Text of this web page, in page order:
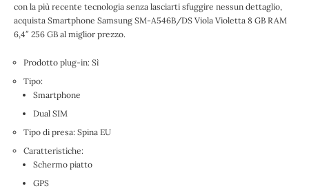
con la più recente tecnologia senza lasciarti sfuggire nessun dettaglio,
acquista Smartphone Samsung SM-A546B/DS Viola Violetta 8 GB RAM
6,4″ 256 GB al miglior prezzo.
Prodotto plug-in: Sì
Tipo:
Smartphone
Dual SIM
Tipo di presa: Spina EU
Caratteristiche:
Schermo piatto
GPS